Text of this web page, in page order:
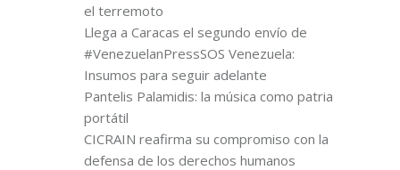
el terremoto
Llega a Caracas el segundo envío de
#VenezuelanPressSOS Venezuela:
Insumos para seguir adelante
Pantelis Palamidis: la música como patria
portátil
CICRAIN reafirma su compromiso con la
defensa de los derechos humanos